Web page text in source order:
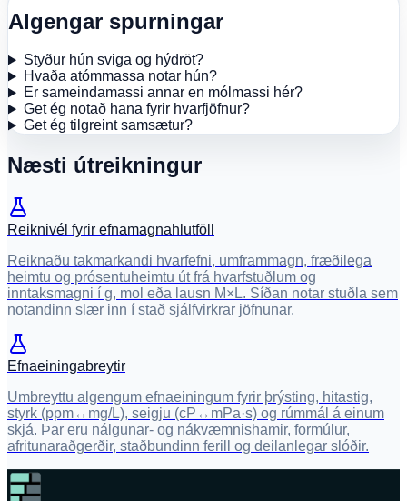
Algengar spurningar
Styður hún sviga og hýdröt?
Hvaða atómmassa notar hún?
Er sameindamassi annar en mólmassi hér?
Get ég notað hana fyrir hvarfjöfnur?
Get ég tilgreint samsætur?
Næsti útreikningur
Reiknivél fyrir efnamagnahlutföll
Reiknaðu takmarkandi hvarfefni, umframmagn, fræðilega
heimtu og prósentuheimtu út frá hvarfstuðlum og
inntaksmagni í g, mol eða lausn M×L. Síðan notar stuðla sem
notandinn slær inn í stað sjálfvirkrar jöfnunar.
Efnaeiningabreytir
Umbreyttu algengum efnaeiningum fyrir þrýsting, hitastig,
styrk (ppm↔mg/L), seigju (cP↔mPa·s) og rúmmál á einum
skjá. Þar eru nálgunar- og nákvæmnishamir, formúlur,
afritunaraðgerðir, staðbundinn ferill og deilanlegar slóðir.